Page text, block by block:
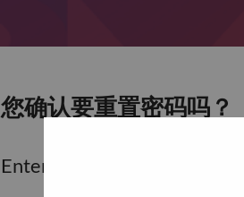
您确认要重置密码吗？
Enter the email address